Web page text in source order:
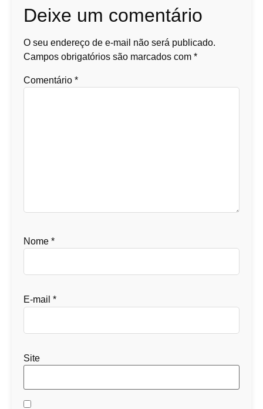
Deixe um comentário
O seu endereço de e-mail não será publicado.
Campos obrigatórios são marcados com *
Comentário *
Nome *
E-mail *
Site